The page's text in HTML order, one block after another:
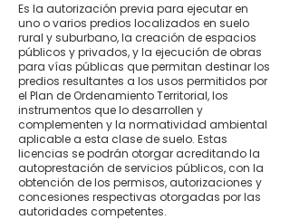
Es la autorización previa para ejecutar en
uno o varios predios localizados en suelo
rural y suburbano, la creación de espacios
públicos y privados, y la ejecución de obras
para vías públicas que permitan destinar los
predios resultantes a los usos permitidos por
el Plan de Ordenamiento Territorial, los
instrumentos que lo desarrollen y
complementen y la normatividad ambiental
aplicable a esta clase de suelo. Estas
licencias se podrán otorgar acreditando la
autoprestación de servicios públicos, con la
obtención de los permisos, autorizaciones y
concesiones respectivas otorgadas por las
autoridades competentes.